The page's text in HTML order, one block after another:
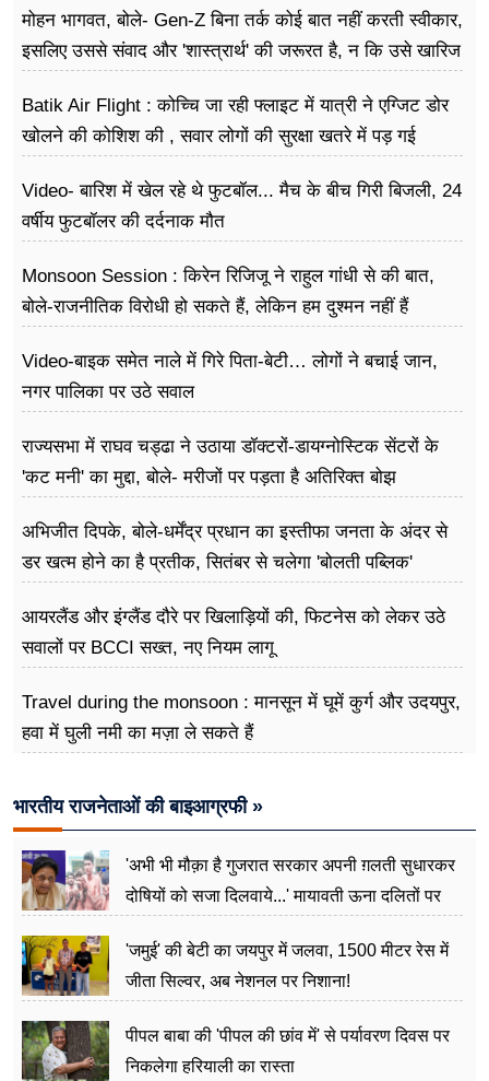
मोहन भागवत, बोले- Gen-Z बिना तर्क कोई बात नहीं करती स्वीकार,
इसलिए उससे संवाद और 'शास्त्रार्थ' की जरूरत है, न कि उसे खारिज
Batik Air Flight : कोच्चि जा रही फ्लाइट में यात्री ने एग्जिट डोर
खोलने की कोशिश की , सवार लोगों की सुरक्षा खतरे में पड़ गई
Video- बारिश में खेल रहे थे फुटबॉल... मैच के बीच गिरी बिजली, 24
वर्षीय फुटबॉलर की दर्दनाक मौत
Monsoon Session : किरेन रिजिजू ने राहुल गांधी से की बात,
बोले-राजनीतिक विरोधी हो सकते हैं, लेकिन हम दुश्मन नहीं हैं
Video-बाइक समेत नाले में गिरे पिता-बेटी… लोगों ने बचाई जान,
नगर पालिका पर उठे सवाल
राज्यसभा में राघव चड्ढा ने उठाया डॉक्टरों-डायग्नोस्टिक सेंटरों के
'कट मनी' का मुद्दा, बोले- मरीजों पर पड़ता है अ​तिरिक्त बोझ
अभिजीत दिपके, बोले-धर्मेंद्र प्रधान का इस्तीफा जनता के अंदर से
डर खत्म होने का है प्रतीक, सितंबर से चलेगा 'बोलती पब्लिक'
आयरलैंड और इंग्लैंड दौरे पर खिलाड़ियों की, फिटनेस को लेकर उठे
सवालों पर BCCI सख्त, नए नियम लागू
Travel during the monsoon : मानसून में घूमें कुर्ग और उदयपुर,
हवा में घुली नमी का मज़ा ले सकते हैं
भारतीय राजनेताओं की बाइआग्रफी »
'अभी भी मौक़ा है गुजरात सरकार अपनी ग़लती सुधारकर
दोषियों को सजा दिलवाये...' मायावती ऊना दलितों पर
'जमुई' की बेटी का जयपुर में जलवा, 1500 मीटर रेस में
जीता सिल्वर, अब नेशनल पर निशाना!
पीपल बाबा की 'पीपल की छांव में' से पर्यावरण दिवस पर
निकलेगा हरियाली का रास्ता